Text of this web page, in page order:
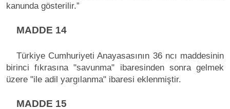
kanunda gösterilir.”
MADDE 14
Türkiye Cumhuriyeti Anayasasının 36 ncı maddesinin
birinci fıkrasına "savunma" ibaresinden sonra gelmek
üzere "ile adil yargılanma" ibaresi eklenmiştir.
MADDE 15